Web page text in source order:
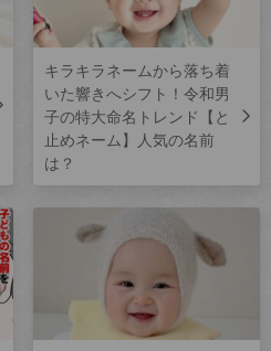
キラキラネームから落ち着
いた響きへシフト！令和男
子の特大命名トレンド【と
止めネーム】人気の名前
は？